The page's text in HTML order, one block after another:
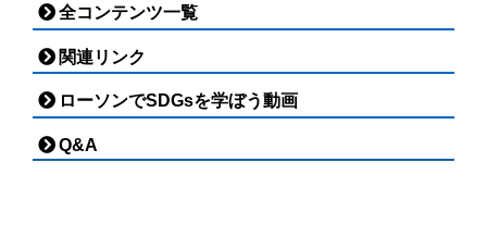
全コンテンツ一覧
関連リンク
ローソンでSDGsを学ぼう動画
Q&A